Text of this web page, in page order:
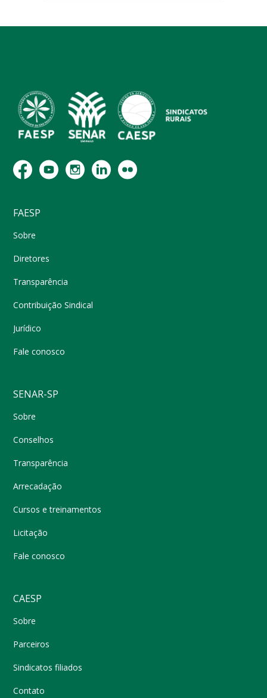
FAESP
Sobre
Diretores
Transparência
Contribuição Sindical
Jurídico
Fale conosco
SENAR-SP
Sobre
Conselhos
Transparência
Arrecadação
Cursos e treinamentos
Licitação
Fale conosco
CAESP
Sobre
Parceiros
Sindicatos filiados
Contato